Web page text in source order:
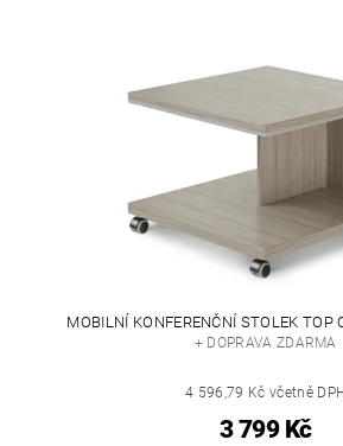
MOBILNÍ KONFERENČNÍ STOLEK TOP
+ DOPRAVA ZDARMA
4 596,79 Kč včetně DPH
3 799 Kč